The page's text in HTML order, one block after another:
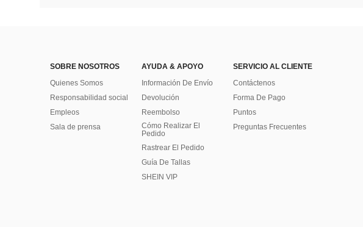
SOBRE NOSOTROS
Quienes Somos
Responsabilidad social
Empleos
Sala de prensa
AYUDA & APOYO
Información De Envío
Devolución
Reembolso
Cómo Realizar El
Pedido
Rastrear El Pedido
Guía De Tallas
SHEIN VIP
SERVICIO AL CLIENTE
Contáctenos
Forma De Pago
Puntos
Preguntas Frecuentes